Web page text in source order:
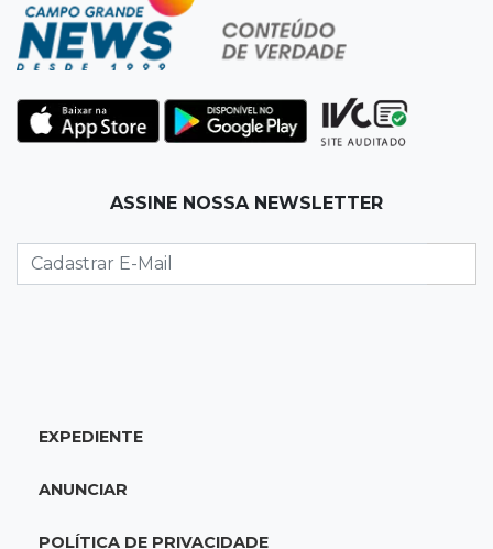
Morte no trânsito e casamento de bisavó são
destaques da semana
10:05 19 viagens num dia
Fraude com cartão “torra” R$ 81 mil em
Punição de agressores de mulheres precisar
ser mais severa para 52% dos leitores
Pedestre morre atropelado durante a
ASSINE NOSSA NEWSLETTER
EXPEDIENTE
ANUNCIAR
POLÍTICA DE PRIVACIDADE